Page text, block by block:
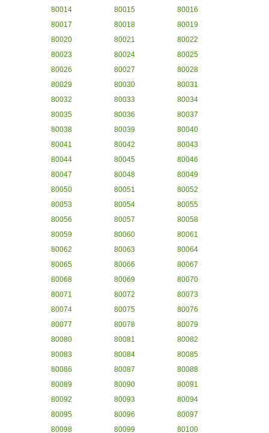
80014
80015
80016
80017
80018
80019
80020
80021
80022
80023
80024
80025
80026
80027
80028
80029
80030
80031
80032
80033
80034
80035
80036
80037
80038
80039
80040
80041
80042
80043
80044
80045
80046
80047
80048
80049
80050
80051
80052
80053
80054
80055
80056
80057
80058
80059
80060
80061
80062
80063
80064
80065
80066
80067
80068
80069
80070
80071
80072
80073
80074
80075
80076
80077
80078
80079
80080
80081
80082
80083
80084
80085
80086
80087
80088
80089
80090
80091
80092
80093
80094
80095
80096
80097
80098
80099 80100